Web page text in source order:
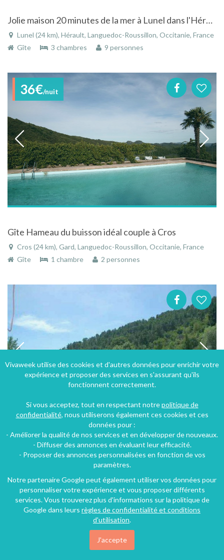
Jolie maison 20 minutes de la mer à Lunel dans l'Hérault dans le Languedoc-Roussillon
Lunel (24 km), Hérault, Languedoc-Roussillon, Occitanie, France
Gîte
3 chambres 9 personnes
36€/nuit
Gîte Hameau du buisson idéal couple à Cros
Cros (24 km), Gard, Languedoc-Roussillon, Occitanie, France
Gîte
1 chambre 2 personnes
Lasalle (24 km), Gard, Languedoc-Roussillon, Occitanie, France
93€/nuit
Vivaweek utilise des cookies et d'autres données pour enrichir votre
expérience et proposer des services en s'assurant qu'ils
fonctionnent correctement.
Si vous acceptez, tout en respectant notrepolitique de
confidentialité, nous utiliserons également ces cookies et ces
données pour :
- Améliorer la qualité de nos services et en développer de nouveaux.
- Diffuser des annonces en évaluant leur efficacité.
- Proposer des annonces personnalisées en fonction de vos
paramètres.
Notre partenaire Google peut également utiliser vos données pour
personnaliser votre expérience et vous proposer différents
services. Vous trouverez plus d'informations sur la politique de
Google dans leurs règles de confidentialité et conditions
d'utilisation.
J'accepte